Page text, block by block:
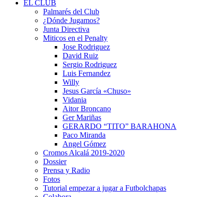
EL CLUB
Palmarés del Club
¿Dónde Jugamos?
Junta Directiva
Miticos en el Penalty
Jose Rodriguez
David Ruiz
Sergio Rodriguez
Luis Fernandez
Willy
Jesus García «Chuso»
Vidania
Aitor Broncano
Ger Mariñas
GERARDO “TITO” BARAHONA
Paco Miranda
Angel Gómez
Cromos Alcalá 2019-2020
Dossier
Prensa y Radio
Fotos
Tutorial empezar a jugar a Futbolchapas